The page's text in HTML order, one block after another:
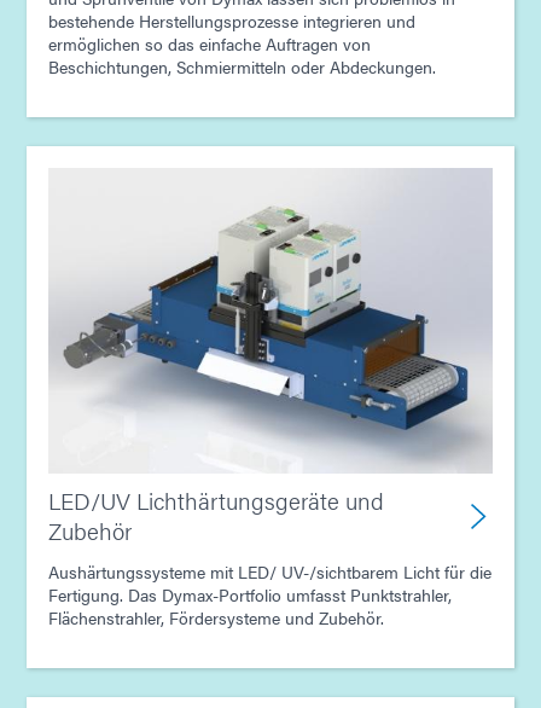
bestehende Herstellungsprozesse integrieren und
ermöglichen so das einfache Auftragen von
Beschichtungen, Schmiermitteln oder Abdeckungen.
LED/UV Lichthärtungsgeräte und
Zubehör
Aushärtungssysteme mit LED/ UV-/sichtbarem Licht für die
Fertigung. Das Dymax-Portfolio umfasst Punktstrahler,
Flächenstrahler, Fördersysteme und Zubehör.